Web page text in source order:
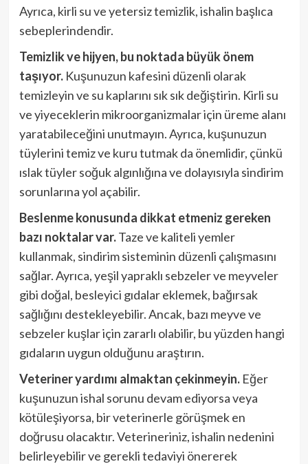
Ayrıca, kirli su ve yetersiz temizlik, ishalin başlıca
sebeplerindendir.
Temizlik ve hijyen, bu noktada büyük önem
taşıyor.Kuşunuzun kafesini düzenli olarak
temizleyin ve su kaplarını sık sık değiştirin. Kirli su
ve yiyeceklerin mikroorganizmalar için üreme alanı
yaratabileceğini unutmayın. Ayrıca, kuşunuzun
tüylerini temiz ve kuru tutmak da önemlidir, çünkü
ıslak tüyler soğuk algınlığına ve dolayısıyla sindirim
sorunlarına yol açabilir.
Beslenme konusunda dikkat etmeniz gereken
bazı noktalar var.Taze ve kaliteli yemler
kullanmak, sindirim sisteminin düzenli çalışmasını
sağlar. Ayrıca, yeşil yapraklı sebzeler ve meyveler
gibi doğal, besleyici gıdalar eklemek, bağırsak
sağlığını destekleyebilir. Ancak, bazı meyve ve
sebzeler kuşlar için zararlı olabilir, bu yüzden hangi
gıdaların uygun olduğunu araştırın.
Veteriner yardımı almaktan çekinmeyin.Eğer
kuşunuzun ishal sorunu devam ediyorsa veya
kötüleşiyorsa, bir veterinerle görüşmek en
doğrusu olacaktır. Veterineriniz, ishalin nedenini
belirleyebilir ve gerekli tedaviyi önererek